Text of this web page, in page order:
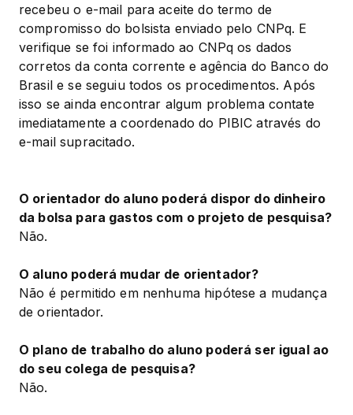
recebeu o e-mail para aceite do termo de
compromisso do bolsista enviado pelo CNPq. E
verifique se foi informado ao CNPq os dados
corretos da conta corrente e agência do Banco do
Brasil e se seguiu todos os procedimentos. Após
isso se ainda encontrar algum problema contate
imediatamente a coordenado do PIBIC através do
e-mail supracitado.
O orientador do aluno poderá dispor do dinheiro
da bolsa para gastos com o projeto de pesquisa?
Não.
O aluno poderá mudar de orientador?
Não é permitido em nenhuma hipótese a mudança
de orientador.
O plano de trabalho do aluno poderá ser igual ao
do seu colega de pesquisa?
Não.